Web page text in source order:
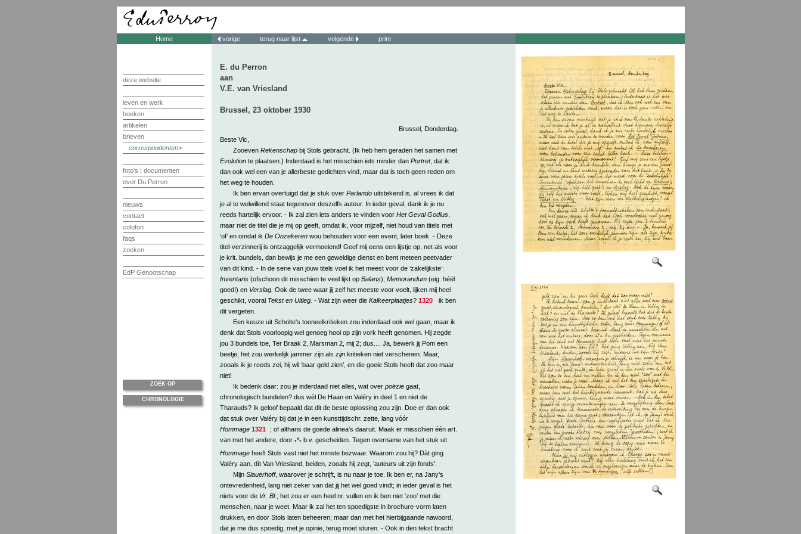
Home
deze website
leven en werk
boeken
artikelen
brieven
correspondenten
foto's | documenten
over Du Perron
nieuws
contact
colofon
faqs
zoeken
EdP Genootschap
vorige terug naar lijst volgende print
E. du Perron
aan
V.E. van Vriesland
Brussel, 23 oktober 1930
Brussel, Donderdag.
Beste Vic,
Zooeven Rekenschapbij Stols gebracht. (Ik heb hem geraden het samen met
Evolutionte plaatsen.) Inderdaad is het misschien iets minder dan Portret, dat ik
dan ook wel een van je allerbeste gedichten vind, maar dat is toch geen reden om
het weg te houden.
Ik ben ervan overtuigd dat je stuk over Parlandouitstekend is, al vrees ik dat
je al te welwillend staat tegenover deszelfs auteur. In ieder geval, dank ik je nu
reeds hartelijk ervoor. - Ik zal zien iets anders te vinden voor Het Geval Godius,
maar niet de titel die je mij op geeft, omdat ik, voor mijzelf, niet houd van titels met
‘of’ en omdat ik De Onzekerenwou behouden voor een event, later boek. - Deze
titel-verzinnerij is ontzaggelijk vermoeiend! Geef mij eens een lijstje op, net als voor
je krit. bundels, dan bewijs je me een geweldige dienst en bent meteen peetvader
van dit kind. - In de serie van jouw titels voel ik het meest voor de ‘zakelijkste’:
Inventaris(ofschoon dit misschien te veel lijkt op Balans); Memorandum(eig. héél
goed!) en Verslag. Ook de twee waar jij zelf het meeste voor voelt, lijken mij heel
geschikt, vooral Tekst en Uitleg. - Wat zijn weer die Kalkeerplaatjes? 1320
ik ben
dit vergeten.
Een keuze uit Scholte's tooneelkritieken zou inderdaad ook wel gaan, maar ik
denk dat Stols voorloopig wel genoeg hooi op zijn vork heeft genomen. Hij zegde
jou 3 bundels toe, Ter Braak 2, Marsman 2, mij 2; dus.... Ja, bewerk jij Pom een
beetje; het zou werkelijk jammer zijn als zijnkritieken niet verschenen. Maar,
zooals ik je reeds zei, hij wil ‘baar geld zien’, en die goeie Stols heeft dat zoo maar
niet!
Ik bedenk daar: zou je inderdaad niet alles, wat over poëziegaat,
chronologisch bundelen? dus wèl De Haan en Valéry in deel 1 en niet de
Tharauds? Ik geloof bepaald dat dit de beste oplossing zou zijn. Doe er dan ook
dat stuk over Valéry bij dat je in een kunsttijdschr. zette, lang vóór
Hommage 1321
; of althans de goede alinea's daaruit. Maak er misschien één art.
van met het andere, door ***b.v. gescheiden. Tegen overname van het stuk uit
Hommageheeft Stols vast niet het minste bezwaar. Waarom zou hij? Dàt ging
Valéry aan, dìt Van Vriesland, beiden, zooals hij zegt, ‘auteurs uit zijn fonds’.
Mijn Slauerhoff, waarover je schrijft, is nu naar je toe. Ik ben er, na Jany's
ontevredenheid, lang niet zeker van dat jij het wel goed vindt; in ieder geval is het
niets voor de Vr. Bl. ; het zou er een heel nr. vullen en ik ben niet ‘zoo’ met die
menschen, naar je weet. Maar ik zal het ten spoedigste in brochure-vorm laten
drukken, en door Stols laten beheeren; maar dan met het hierbijgaande nawoord,
dat je me dus spoedig, met je opinie, terug moet sturen. - Ook in den tekst bracht
ZOEK OP
CHRONOLOGIE